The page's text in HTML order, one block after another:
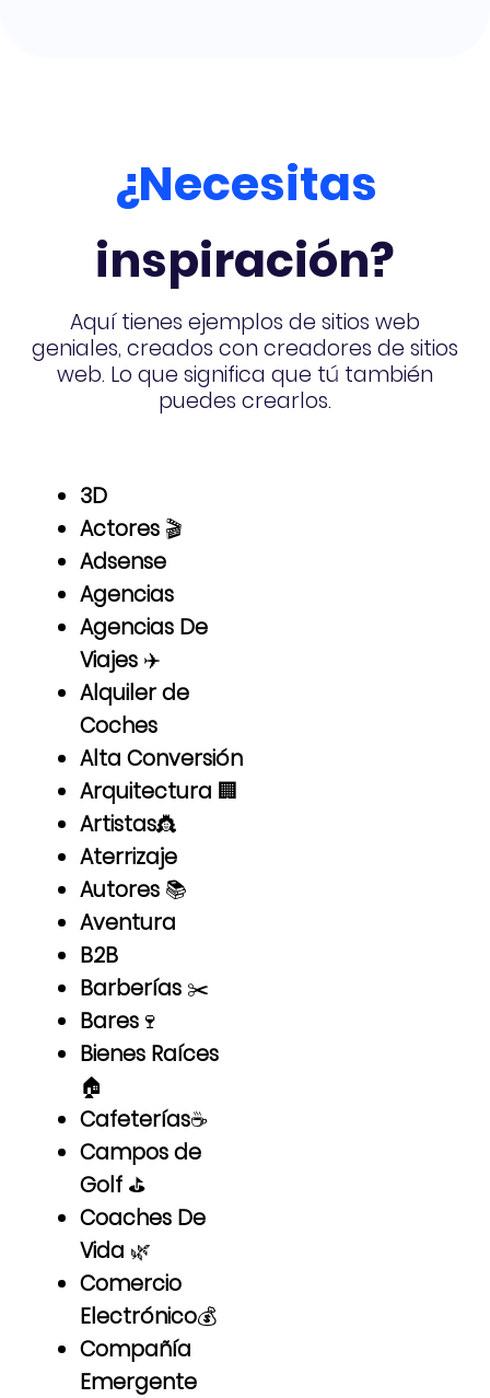
¿Necesitas
inspiración?
Aquí tienes ejemplos de sitios web
geniales, creados con creadores de sitios
web. Lo que significa que tú también
puedes crearlos.
3D
Actores 🎬
Adsense
Agencias
Agencias De
Viajes ✈️
Alquiler de
Coches
Alta Conversión
Arquitectura 🏢
Artistas👸
Aterrizaje
Autores 📚
Aventura
B2B
Barberías ✂️
Bares 🍷
Bienes Raíces
🏠
Cafeterías☕
Campos de
Golf ⛳
Coaches De
Vida 🌿
Comercio
Electrónico💰
Compañía
Emergente